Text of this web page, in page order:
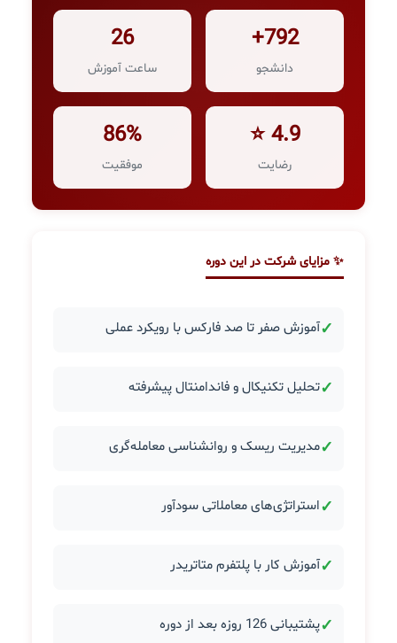
792+
دانشجو
26
ساعت آموزش
4.9 ⭐
رضایت
86%
موفقیت
✨ مزایای شرکت در این دوره
✓آموزش صفر تا صد فارکس با رویکرد عملی
✓تحلیل تکنیکال و فاندامنتال پیشرفته
✓مدیریت ریسک و روانشناسی معامله‌گری
✓استراتژی‌های معاملاتی سودآور
✓آموزش کار با پلتفرم متاتریدر
✓پشتیبانی 126 روزه بعد از دوره